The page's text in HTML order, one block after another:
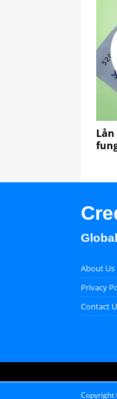
About Us
Privacy
Contact